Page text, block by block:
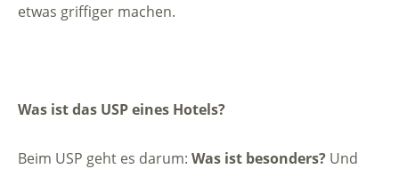
etwas griffiger machen.
Was ist das USP eines Hotels?
Beim USP geht es darum: Was ist besonders? Und